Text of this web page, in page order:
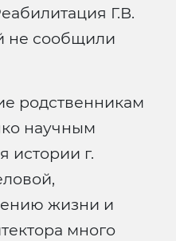
Г.В.
не сообщили
родственникам
научным
истории г.
жизни и
много